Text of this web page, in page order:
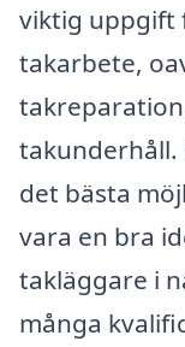
viktig uppgift
takarbete,
takunderhåll.
det bästa
vara en bra
takläggare i
många